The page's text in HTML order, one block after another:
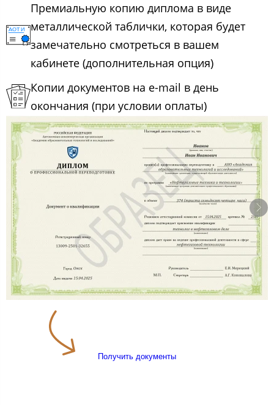
Премиальную копию диплома в виде
металлической таблички, которая будет
замечательно смотреться в вашем
кабинете (дополнительная опция)
Копии документов на e-mail в день
окончания (при условии оплаты)
Получить документы